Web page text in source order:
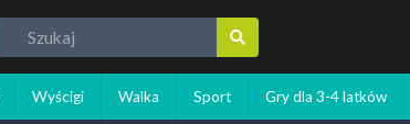
Wyścigi Walka Sport Gry dla 3-4 latków